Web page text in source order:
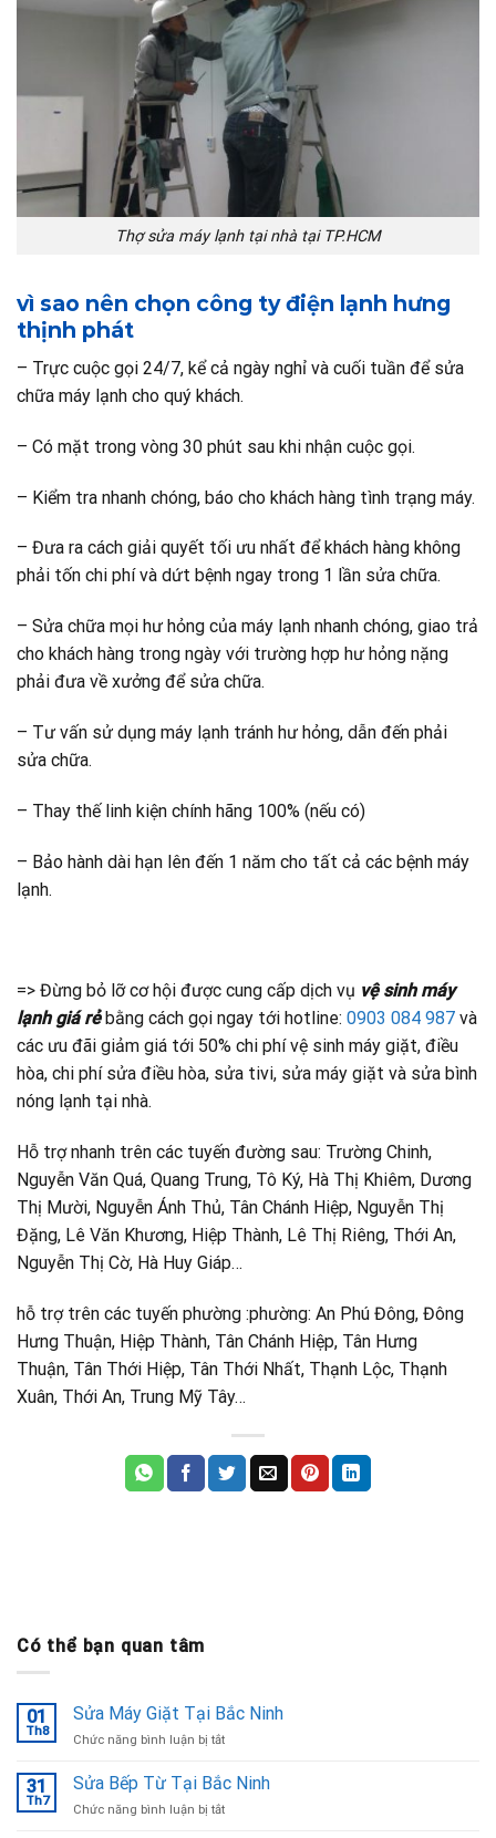
Thợ sửa máy lạnh tại nhà tại TP.HCM
vì sao nên chọn công ty điện lạnh hưng
thịnh phát
– Trực cuộc gọi 24/7, kể cả ngày nghỉ và cuối tuần để sửa
chữa máy lạnh cho quý khách.
– Có mặt trong vòng 30 phút sau khi nhận cuộc gọi.
– Kiểm tra nhanh chóng, báo cho khách hàng tình trạng máy.
– Đưa ra cách giải quyết tối ưu nhất để khách hàng không
phải tốn chi phí và dứt bệnh ngay trong 1 lần sửa chữa.
– Sửa chữa mọi hư hỏng của máy lạnh nhanh chóng, giao trả
cho khách hàng trong ngày với trường hợp hư hỏng nặng
phải đưa về xưởng để sửa chữa.
– Tư vấn sử dụng máy lạnh tránh hư hỏng, dẫn đến phải
sửa chữa.
– Thay thế linh kiện chính hãng 100% (nếu có)
– Bảo hành dài hạn lên đến 1 năm cho tất cả các bệnh máy
lạnh.
=> Đừng bỏ lỡ cơ hội được cung cấp dịch vụ vệ sinh máy
lạnh giá rẻbằng cách gọi ngay tới hotline: 0903 084 987 và
các ưu đãi giảm giá tới 50% chi phí vệ sinh máy giặt, điều
hòa, chi phí sửa điều hòa, sửa tivi, sửa máy giặt và sửa bình
nóng lạnh tại nhà.
Hỗ trợ nhanh trên các tuyến đường sau: Trường Chinh,
Nguyễn Văn Quá, Quang Trung, Tô Ký, Hà Thị Khiêm, Dương
Thị Mười, Nguyễn Ánh Thủ, Tân Chánh Hiệp, Nguyễn Thị
Đặng, Lê Văn Khương, Hiệp Thành, Lê Thị Riêng, Thới An,
Nguyễn Thị Cờ, Hà Huy Giáp…
hỗ trợ trên các tuyến phường :phường: An Phú Đông, Đông
Hưng Thuận, Hiệp Thành, Tân Chánh Hiệp, Tân Hưng
Thuận, Tân Thới Hiệp, Tân Thới Nhất, Thạnh Lộc, Thạnh
Xuân, Thới An, Trung Mỹ Tây…
Có thể bạn quan tâm
01
Th8
Sửa Máy Giặt Tại Bắc Ninh
Chức năng bình luận bị tắtở
Máy
Tại
31
Th7
Sửa Bếp Từ Tại Bắc Ninh
Chức năng bình luận bị tắtở